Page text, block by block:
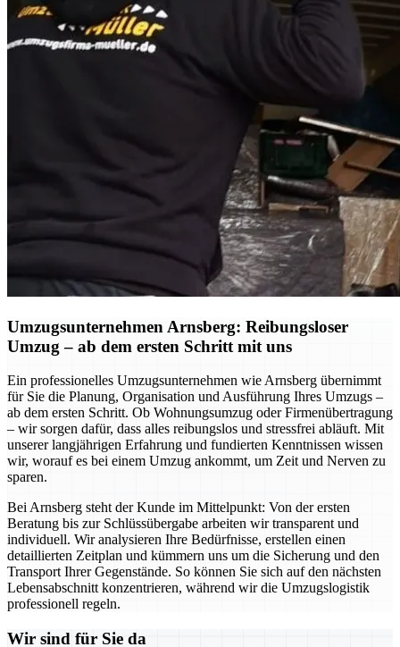
Umzugsunternehmen Arnsberg: Reibungsloser
Umzug – ab dem ersten Schritt mit uns
Ein professionelles Umzugsunternehmen wie Arnsberg übernimmt
für Sie die Planung, Organisation und Ausführung Ihres Umzugs –
ab dem ersten Schritt. Ob Wohnungsumzug oder Firmenübertragung
– wir sorgen dafür, dass alles reibungslos und stressfrei abläuft. Mit
unserer langjährigen Erfahrung und fundierten Kenntnissen wissen
wir, worauf es bei einem Umzug ankommt, um Zeit und Nerven zu
sparen.
Bei Arnsberg steht der Kunde im Mittelpunkt: Von der ersten
Beratung bis zur Schlüssübergabe arbeiten wir transparent und
individuell. Wir analysieren Ihre Bedürfnisse, erstellen einen
detaillierten Zeitplan und kümmern uns um die Sicherung und den
Transport Ihrer Gegenstände. So können Sie sich auf den nächsten
Lebensabschnitt konzentrieren, während wir die Umzugslogistik
professionell regeln.
Wir sind für Sie da